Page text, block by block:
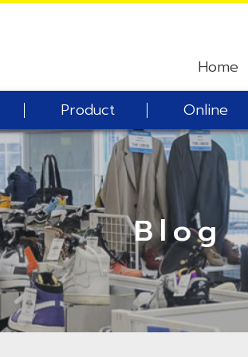
Home
Product Online
Blog